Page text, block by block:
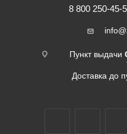
8 800 250-45-
Пункт выдачи
Доставка до